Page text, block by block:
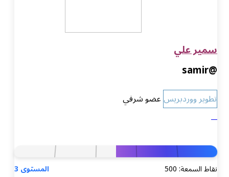
سمير علي
@samir
تطوير ووردبريسعضو شرفي
نقاط السمعة: 500 المستوى 3